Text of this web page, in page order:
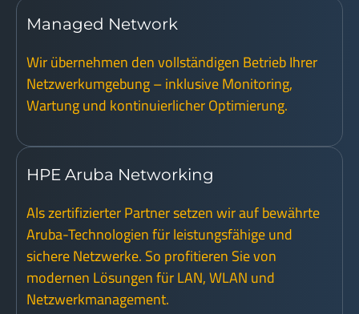
Managed Network
Wir übernehmen den vollständigen Betrieb Ihrer
Netzwerkumgebung – inklusive Monitoring,
Wartung und kontinuierlicher Optimierung.
HPE Aruba Networking
Als zertifizierter Partner setzen wir auf bewährte
Aruba-Technologien für leistungsfähige und
sichere Netzwerke. So profitieren Sie von
modernen Lösungen für LAN, WLAN und
Netzwerkmanagement.